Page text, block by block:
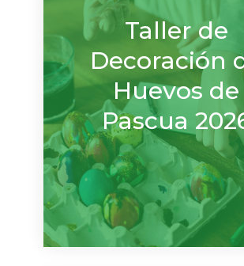
Taller de
Decoración
Huevos de
Pascua